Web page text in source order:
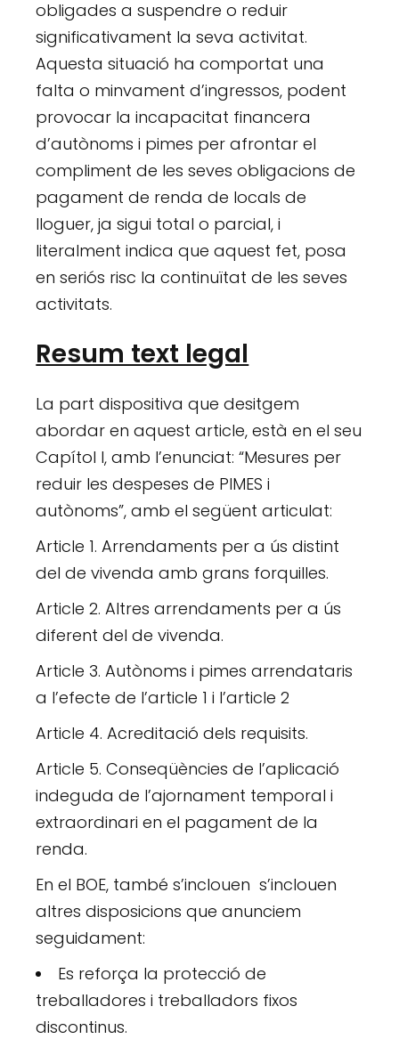
obligades a suspendre o reduir
significativament la seva activitat.
Aquesta situació ha comportat una
falta o minvament d’ingressos, podent
provocar la incapacitat financera
d’autònoms i pimes per afrontar el
compliment de les seves obligacions de
pagament de renda de locals de
lloguer, ja sigui total o parcial, i
literalment indica que aquest fet, posa
en seriós risc la continuïtat de les seves
activitats.
Resum text legal
La part dispositiva que desitgem
abordar en aquest article, està en el seu
Capítol I, amb l’enunciat: “Mesures per
reduir les despeses de PIMES i
autònoms”, amb el següent articulat:
Article 1. Arrendaments per a ús distint
del de vivenda amb grans forquilles.
Article 2. Altres arrendaments per a ús
diferent del de vivenda.
Article 3. Autònoms i pimes arrendataris
a l’efecte de l’article 1 i l’article 2
Article 4. Acreditació dels requisits.
Article 5. Conseqüències de l’aplicació
indeguda de l’ajornament temporal i
extraordinari en el pagament de la
renda.
En el BOE, també s’inclouen s’inclouen
altres disposicions que anunciem
seguidament:
Es reforça la protecció de
treballadores i treballadors fixos
discontinus.